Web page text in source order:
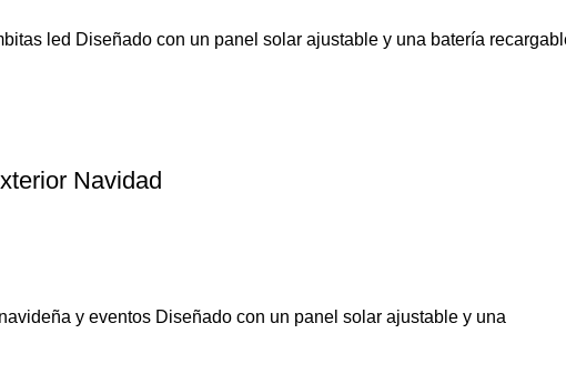
led Diseñado con un panel solar ajustable y una batería
Navidad
y eventos Diseñado con un panel solar ajustable y una